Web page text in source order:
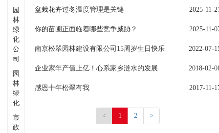
园
林
绿
化
公
司
园
林
绿
化
市
政
盆栽花卉过冬温度管理是关键 2025-11-
你的苗圃正面临着哪些竞争威胁？ 2025-11-
南京松翠园林建设有限公司15周岁生日快乐 2022-07-
企业家年产值上亿！心系家乡涟水的发展 2018-02-
感恩十年松翠有我 2017-11-
< 1 2 >